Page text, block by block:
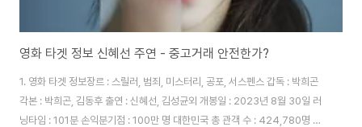
영화 타겟 정보 신혜선 주연 - 중고거래 안전한가?
1. 영화 타겟 정보장르 : 스릴러, 범죄, 미스터리, 공포, 서스펜스 갑독 : 박희곤
각본 : 박희곤, 김동후 출연 : 신혜선, 김성균외 개봉일 : 2023년 8월 30일 러
닝타임 : 101분 손익분기점 : 100만 명 대한민국 총 관객 수 : 424,780명 상